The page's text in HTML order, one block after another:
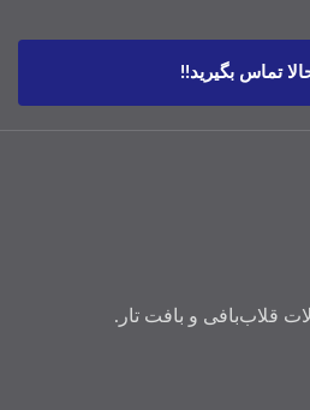
تماس بگیرید!!
قلاب‌بافی و بافت تار.